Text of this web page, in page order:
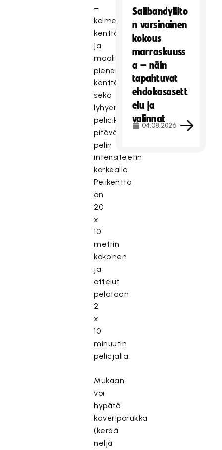
–
kolme
kenttäpelaajaa
ja
maalivahti,
pienempi
kenttäkoko
sekä
lyhyempi
peliaika
pitävät
pelin
intensiteetin
korkealla.
Pelikenttä
on
20
x
10
metrin
kokoinen
ja
ottelut
pelataan
2
x
10
minuutin
peliajalla.
Mukaan
voi
hypätä
kaveriporukka
(kerää
neljä
Salibandyliito
n varsinainen
kokous
marraskuuss
a – näin
tapahtuvat
ehdokasasett
elu ja
valinnat
04.08.2026